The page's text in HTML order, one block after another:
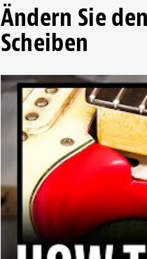
Ändern Sie
Scheiben